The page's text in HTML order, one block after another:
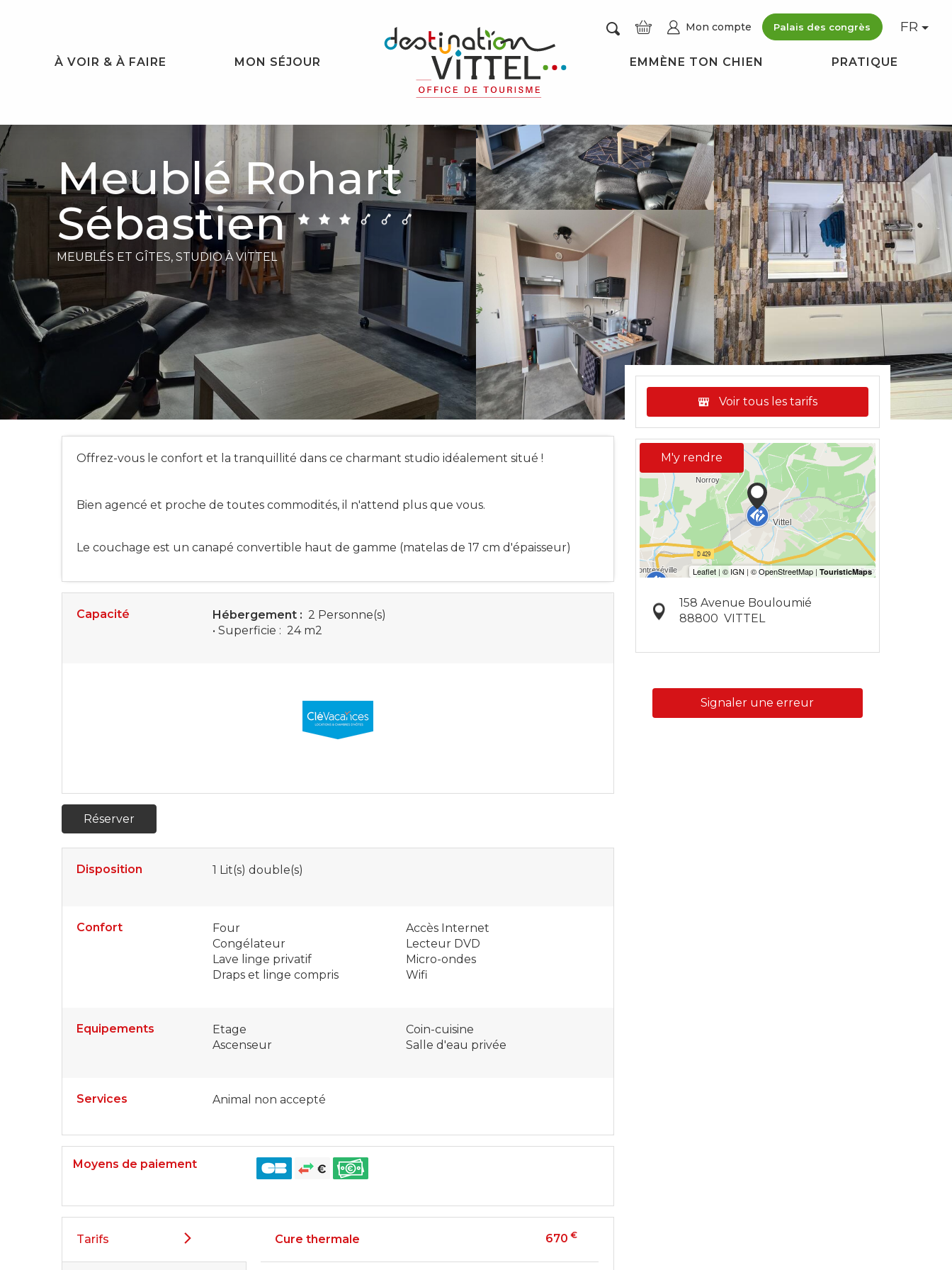
Mon compte Palais des congrès
Recherche
FR
À VOIR & À FAIRE MON SÉJOUR EMMÈNE TON CHIEN PRATIQUE
Voir les photos (4)
Meublé Rohart
Sébastien
MEUBLÉS ET GÎTES, STUDIO À VITTEL
Offrez-vous le confort et la tranquillité dans ce charmant studio idéalement situé !
Bien agencé et proche de toutes commodités, il n'attend plus que vous.
Le couchage est un canapé convertible haut de gamme (matelas de 17 cm d'épaisseur)
Capacité Hébergement : 2 Personne(s)
• Superficie : 24 m2
Réserver
Disposition 1 Lit(s) double(s)
Confort
Four
Congélateur
Lave linge privatif
Draps et linge compris
Accès Internet
Lecteur DVD
Micro-ondes
Wifi
Equipements
Etage
Ascenseur
Coin-cuisine
Salle d'eau privée
Services Animal non accepté
Moyens de paiement
Tarifs Cure thermale 670 €
Voir tous les tarifs
M'y rendre
158 Avenue Bouloumié
88800 VITTEL
Signaler une erreur